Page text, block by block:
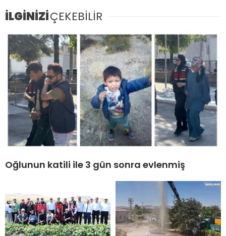
İLGİNİZİÇEKEBİLİR
Oğlunun katili ile 3 gün sonra evlenmiş